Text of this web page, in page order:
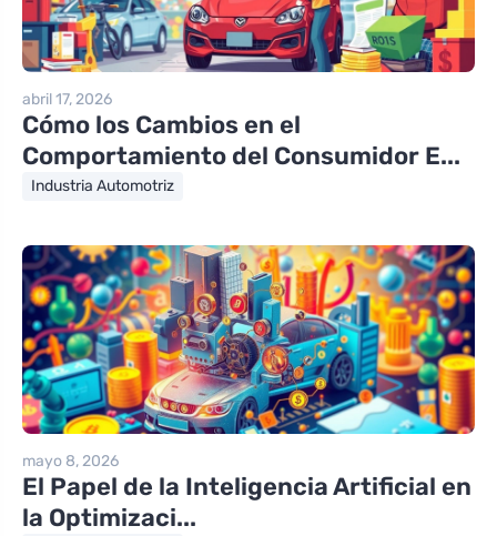
abril 17, 2026
Cómo los Cambios en el
Comportamiento del Consumidor E...
Industria Automotriz
mayo 8, 2026
El Papel de la Inteligencia Artificial en
la Optimizaci...